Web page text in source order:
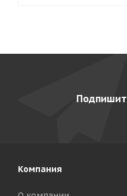
Компания